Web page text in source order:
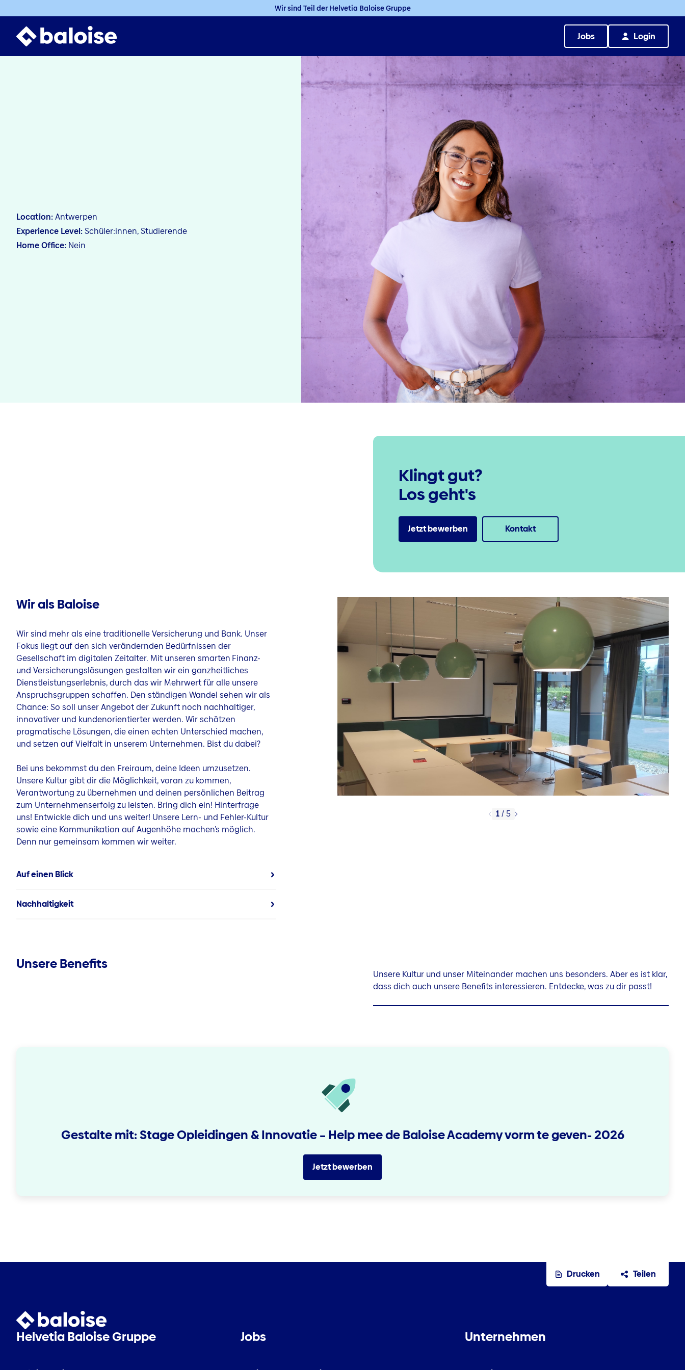
Wir sind Teil der Helvetia Baloise Gruppe
Jobs Login
LocationAntwerpen
Experience LevelSchüler:innen, Studierende
Home Office Nein
Klingt gut?
Los geht's
Jetzt bewerben Kontakt
Wir als Baloise
Wir sind mehr als eine traditionelle Versicherung und Bank. Unser
Fokus liegt auf den sich verändernden Bedürfnissen der
Gesellschaft im digitalen Zeitalter. Mit unseren smarten Finanz-
und Versicherungslösungen gestalten wir ein ganzheitliches
Dienstleistungserlebnis, durch das wir Mehrwert für alle unsere
Anspruchsgruppen schaffen. Den ständigen Wandel sehen wir als
Chance: So soll unser Angebot der Zukunft noch nachhaltiger,
innovativer und kundenorientierter werden. Wir schätzen
pragmatische Lösungen, die einen echten Unterschied machen,
und setzen auf Vielfalt in unserem Unternehmen. Bist du dabei?
Bei uns bekommst du den Freiraum, deine Ideen umzusetzen.
Unsere Kultur gibt dir die Möglichkeit, voran zu kommen,
Verantwortung zu übernehmen und deinen persönlichen Beitrag
zum Unternehmenserfolg zu leisten. Bring dich ein! Hinterfrage
uns! Entwickle dich und uns weiter! Unsere Lern- und Fehler-Kultur
sowie eine Kommunikation auf Augenhöhe machen’s möglich.
Denn nur gemeinsam kommen wir weiter.
Auf einen Blick
Nachhaltigkeit
1/5
Unsere Benefits
Unsere Kultur und unser Miteinander machen uns besonders. Aber es ist klar,
dass dich auch unsere Benefits interessieren. Entdecke, was zu dir passt!
Gestalte mit: Stage Opleidingen & Innovatie – Help mee de Baloise Academy vorm te geven- 2026
Jetzt bewerben
Drucken Teilen
Helvetia Baloise Gruppe Jobs Unternehmen